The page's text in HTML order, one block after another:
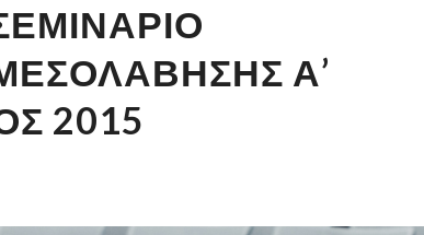
Α’
2015